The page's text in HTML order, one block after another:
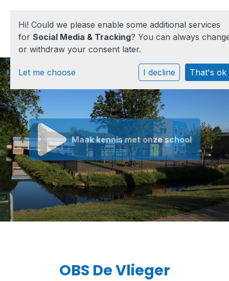
Home
Onze school
Praktische informatie
Medezeggenschap
Vacatures
Ik zoek een school
Maak kennis met onze school
OBS De Vlieger
Hi! Could we please enable some additional services
for Social Media & Tracking? You can always
or withdraw your consent later.
Let me choose I decline That's ok